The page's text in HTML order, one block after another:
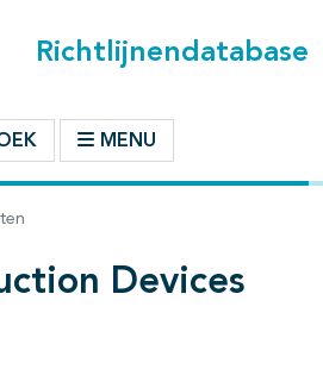
Richtlijnendatabase
MENU
Devices